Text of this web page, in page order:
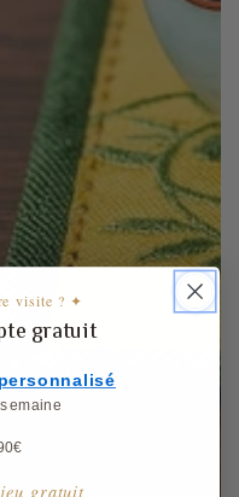
visite ? ✦
gratuit
gratuit